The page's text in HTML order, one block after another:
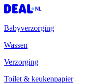
Babyverzorging
Wassen
Verzorging
Toilet & keukenpapier